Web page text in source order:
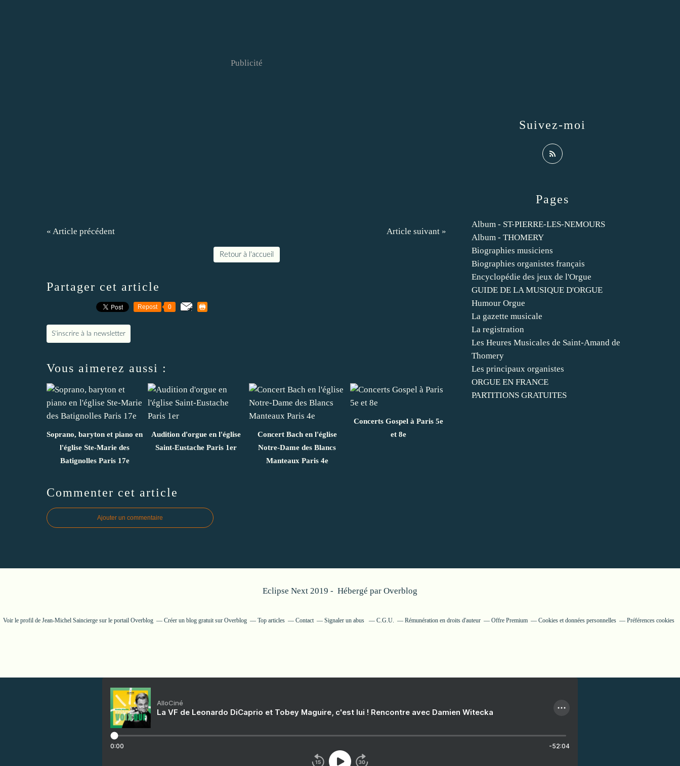
Publicité
« Article précédent Article suivant »
Retour à l'accueil
Partager cet article
Repost 0
S'inscrire à la newsletter
Vous aimerez aussi :
Soprano, baryton et piano en
l'église Ste-Marie des
Batignolles Paris 17e
Audition d'orgue en l'église
Saint-Eustache Paris 1er
Concert Bach en l'église
Notre-Dame des Blancs
Manteaux Paris 4e
Concerts Gospel à Paris 5e
et 8e
Commenter cet article
Ajouter un commentaire
Pages
Album - ST-PIERRE-LES-NEMOURS
Album - THOMERY
Biographies musiciens
Biographies organistes français
Encyclopédie des jeux de l'Orgue
GUIDE DE LA MUSIQUE D'ORGUE
Humour Orgue
La gazette musicale
La registration
Les Heures Musicales de Saint-Amand de
Thomery
Les principaux organistes
ORGUE EN FRANCE
PARTITIONS GRATUITES
Suivez-moi
Eclipse Next 2019 - Hébergé par Overblog
Voir le profil de Jean-Michel Sainciergesur le portail Overblog Créer un blog gratuit sur Overblog Top articles Contact Signaler un abus C.G.U. Rémunération en droits d'auteur Offre Premium Cookies et données personnelles Préférences cookies
AlloCiné
La VF de Leonardo DiCaprio et Tobey Maguire, c'est lui ! Rencontre avec Damien Witecka
0:00 -52:04